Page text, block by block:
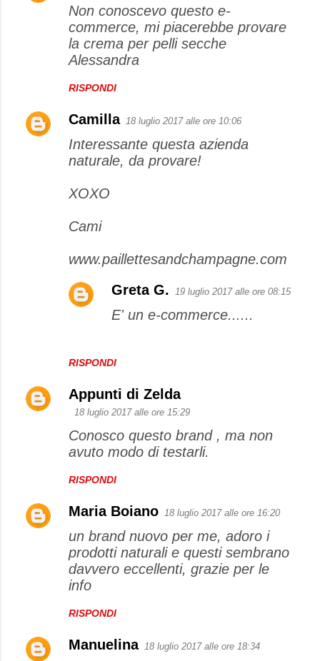
Non conoscevo questo e-
commerce, mi piacerebbe provare
la crema per pelli secche
Alessandra
RISPONDI
Camilla 18 luglio 2017 alle ore 10:06
Interessante questa azienda
naturale, da provare!
XOXO
Cami
www.paillettesandchampagne.com
RISPONDI
Greta G. 19 luglio 2017 alle ore 08:15
E' un e-commerce......
Appunti di Zelda
18 luglio 2017 alle ore 15:29
Conosco questo brand , ma non
avuto modo di testarli.
RISPONDI
Maria Boiano 18 luglio 2017 alle ore 16:20
un brand nuovo per me, adoro i
prodotti naturali e questi sembrano
davvero eccellenti, grazie per le
info
RISPONDI
Manuelina 18 luglio 2017 alle ore 18:34